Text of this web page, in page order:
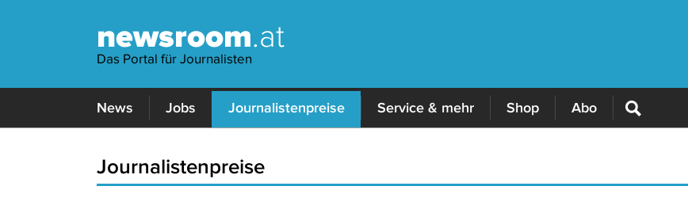
newsroom.at
Das Portal für Journalisten
News Jobs Journalistenpreise Service & mehr Shop Abo
Journalistenpreise